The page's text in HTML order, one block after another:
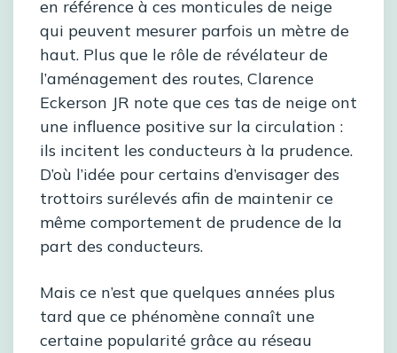
en référence à ces monticules de neige
qui peuvent mesurer parfois un mètre de
haut. Plus que le rôle de révélateur de
l’aménagement des routes, Clarence
Eckerson JR note que ces tas de neige ont
une influence positive sur la circulation :
ils incitent les conducteurs à la prudence.
D’où l’idée pour certains d’envisager des
trottoirs surélevés afin de maintenir ce
même comportement de prudence de la
part des conducteurs.
Mais ce n’est que quelques années plus
tard que ce phénomène connaît une
certaine popularité grâce au réseau